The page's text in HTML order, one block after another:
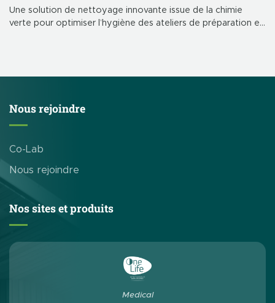
Une solution de nettoyage innovante issue de la chimie
verte pour optimiser l’hygiène des ateliers de préparation et
Nous rejoindre
Co-Lab
Nous rejoindre
Nos sites et produits
Medical